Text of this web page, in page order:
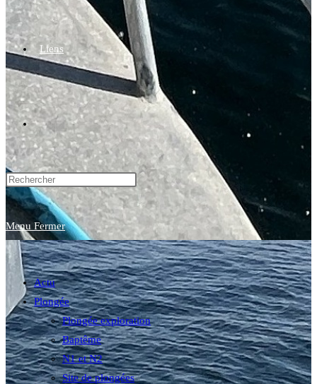
Liens
Toggle
website
search
Menu Fermer
Actu
Plongée
Plongée exploration
Baptême
N1 et N2
Site de plongées